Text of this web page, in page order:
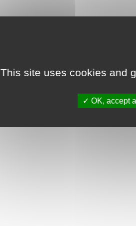
This site uses cookies and
OK, accept all